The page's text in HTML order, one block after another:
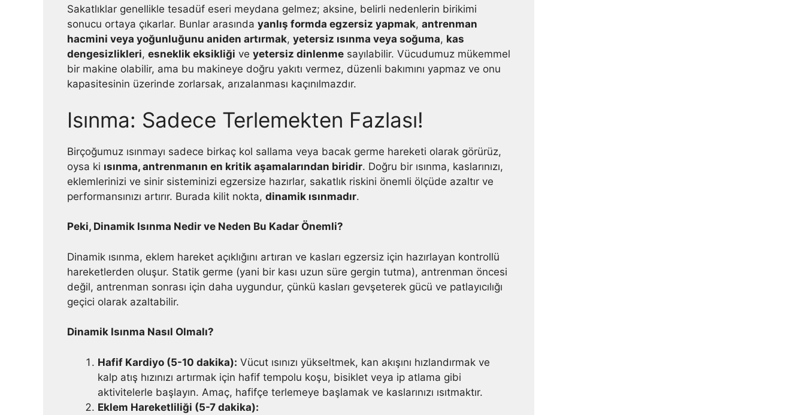
Sakatlıklar genellikle tesadüf eseri meydana gelmez; aksine, belirli nedenlerin birikimi
sonucu ortaya çıkarlar. Bunlar arasında yanlış formda egzersiz yapmak, antrenman
hacmini veya yoğunluğunu aniden artırmak, yetersiz ısınma veya soğuma, kas
dengesizlikleri, esneklik eksikliği ve yetersiz dinlenme sayılabilir. Vücudumuz mükemmel
bir makine olabilir, ama bu makineye doğru yakıtı vermez, düzenli bakımını yapmaz ve onu
kapasitesinin üzerinde zorlarsak, arızalanması kaçınılmazdır.
Isınma: Sadece Terlemekten Fazlası!
Birçoğumuz ısınmayı sadece birkaç kol sallama veya bacak germe hareketi olarak görürüz,
oysa ki ısınma, antrenmanın en kritik aşamalarından biridir. Doğru bir ısınma, kaslarınızı,
eklemlerinizi ve sinir sisteminizi egzersize hazırlar, sakatlık riskini önemli ölçüde azaltır ve
performansınızı artırır. Burada kilit nokta, dinamik ısınmadır.
Peki, Dinamik Isınma Nedir ve Neden Bu Kadar Önemli?
Dinamik ısınma, eklem hareket açıklığını artıran ve kasları egzersiz için hazırlayan kontrollü
hareketlerden oluşur. Statik germe (yani bir kası uzun süre gergin tutma), antrenman öncesi
değil, antrenman sonrası için daha uygundur, çünkü kasları gevşeterek gücü ve patlayıcılığı
geçici olarak azaltabilir.
Dinamik Isınma Nasıl Olmalı?
Hafif Kardiyo (5-10 dakika): Vücut ısınızı yükseltmek, kan akışını hızlandırmak ve
kalp atış hızınızı artırmak için hafif tempolu koşu, bisiklet veya ip atlama gibi
aktivitelerle başlayın. Amaç, hafifçe terlemeye başlamak ve kaslarınızı ısıtmaktır.
Eklem Hareketliliği (5-7 dakika):